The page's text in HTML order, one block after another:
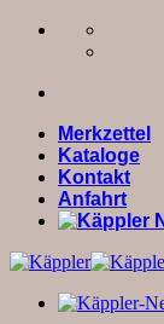
Zum
Merkzettel
Kataloge
Kontakt
Anfahrt